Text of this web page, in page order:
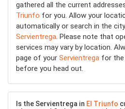
gathered all the current
Triunfo for you. Allow your
automatically or search in the
Servientrega. Please note that
services may vary by location.
page of your Servientrega for
before you head out.
Is the Servientrega in El Triunfo